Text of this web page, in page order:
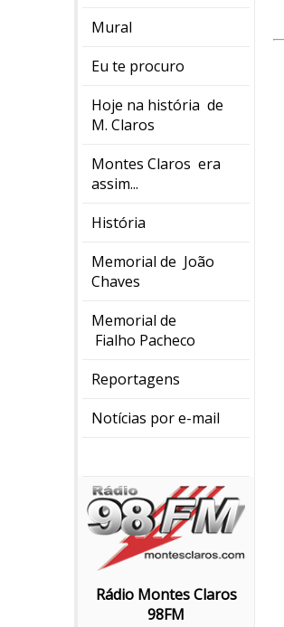
Mural
Eu te procuro
Hoje na história de
M. Claros
Montes Claros era
assim...
História
Memorial de João
Chaves
Memorial de
Fialho Pacheco
Reportagens
Notícias por e-mail
Rádio Montes Claros
98FM